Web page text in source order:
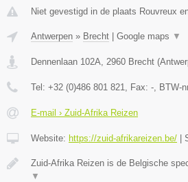
Niet gevestigd in de plaats Rouvreux
Antwerpen » Brecht | Google maps ▼
Dennenlaan 102A 2960 Brecht (
Tel: +32 (0)486 801 821 , Fax: - , BTW-
E-mail › Zuid-Afrika Reizen
Website: https://zuid-afrikareizen.be/ |
Zuid-Afrika Reizen is de Belgische
▼